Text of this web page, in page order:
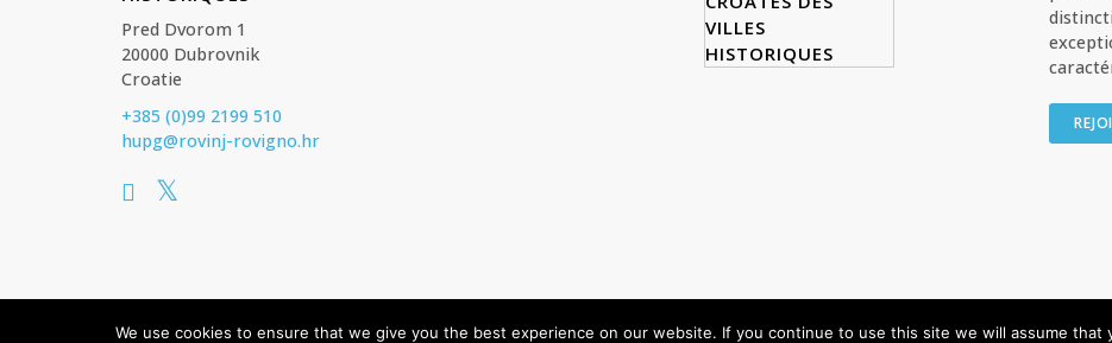
Pred Dvorom 1
20000 Dubrovnik
Croatie
+385 (0)99 2199 510
hupg@rovinj-rovigno.hr
We use cookies to ensure that we give you the best experience on our website. If you continue to use this site we will assume that